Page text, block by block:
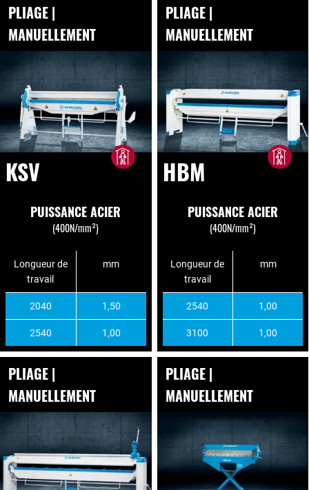
PLIAGE |
MANUELLEMENT
KSV
PUISSANCE ACIER
(400N/mm²)
Longueur de
travail
mm
2040 1,50
2540 1,00
PLIAGE |
MANUELLEMENT
HBM
PUISSANCE ACIER
(400N/mm²)
Longueur de
travail
mm
2540 1,00
3100 1,00
PLIAGE |
MANUELLEMENT
PLIAGE |
MANUELLEMENT